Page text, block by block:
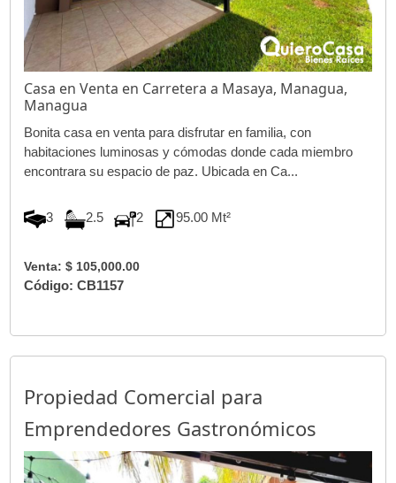
Casa en Venta en Carretera a Masaya, Managua,
Managua
Bonita casa en venta para disfrutar en familia, con
habitaciones luminosas y cómodas donde cada miembro
encontrara su espacio de paz. Ubicada en Ca...
3 2.5 2 95.00 Mt²
Venta: $ 105,000.00
Código: CB1157
Propiedad Comercial para
Emprendedores Gastronómicos